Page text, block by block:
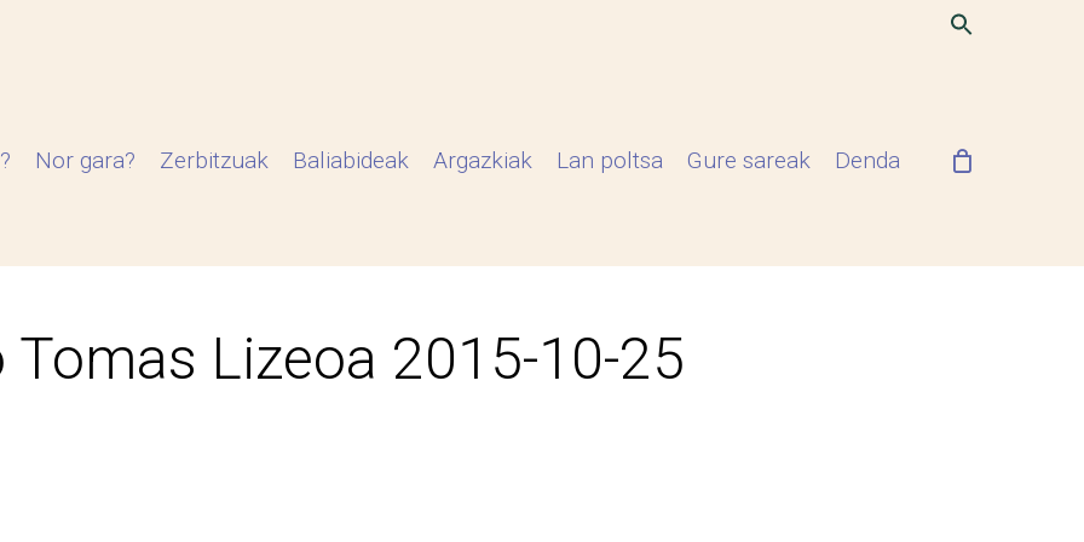
Nor gara? Zerbitzuak Baliabideak Argazkiak Lan poltsa Gure sareak Denda
Tomas Lizeoa 2015-10-25